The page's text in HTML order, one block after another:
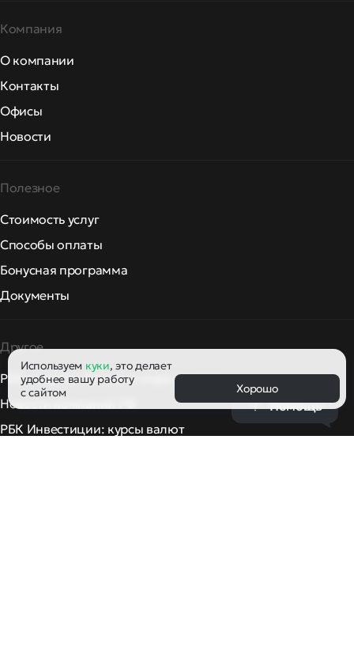
Компания
О компании
Контакты
Офисы
Новости
Полезное
Стоимость услуг
Способы оплаты
Бонусная программа
Документы
Другое
РБК: новости России и мира сегодня
Новости компаний РФ
РБК Инвестиции: курсы валют
Используем куки, это делает
удобнее вашу работу
с сайтом
Хорошо
Помощь